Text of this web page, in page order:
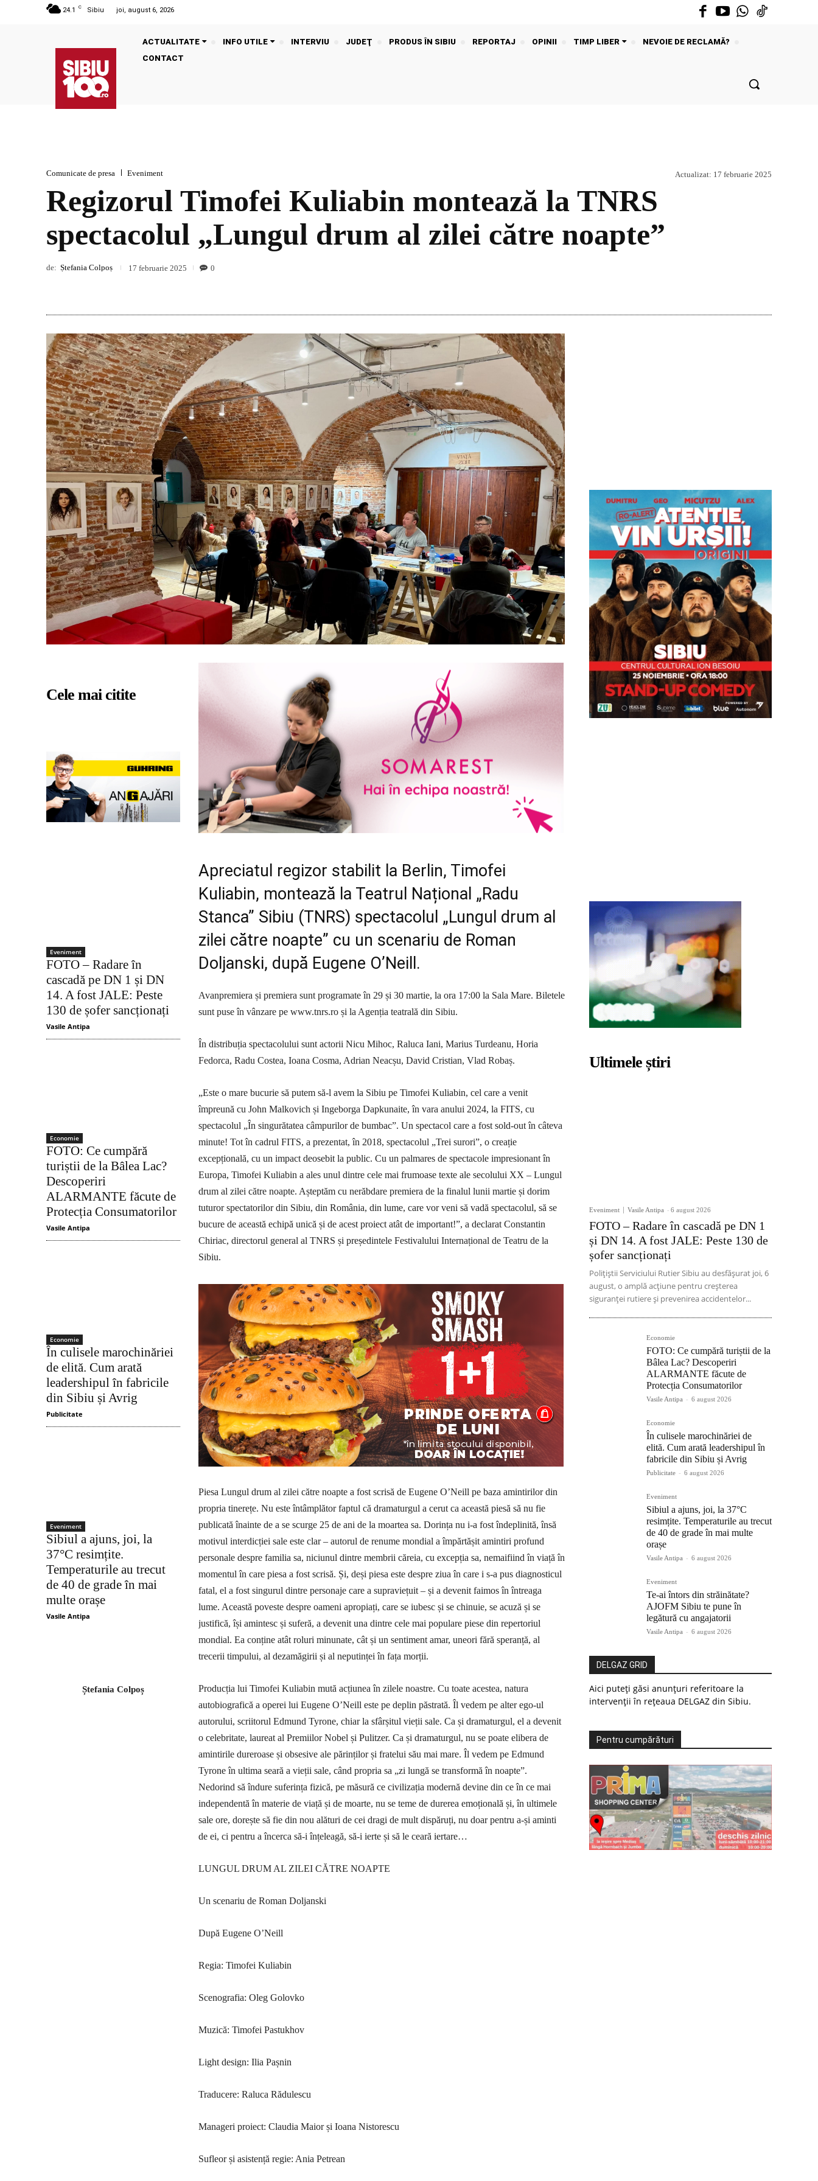
24.1 C Sibiu joi, august 6, 2026
ACTUALITATE INFO UTILE INTERVIU JUDEŢ PRODUS ÎN SIBIU REPORTAJ OPINII TIMP LIBER
NEVOIE DE RECLAMĂ?
CONTACT
Comunicate de presa Eveniment Actualizat: 17 februarie 2025
Regizorul Timofei Kuliabin montează la TNRS
spectacolul „Lungul drum al zilei către noapte”
de: Ștefania Colpoș 17 februarie 2025 0
Cele mai citite
Eveniment
FOTO – Radare în
cascadă pe DN 1 și DN
14. A fost JALE: Peste
130 de șofer sancționați
Vasile Antipa
Economie
FOTO: Ce cumpără
turiștii de la Bâlea Lac?
Descoperiri
ALARMANTE făcute de
Protecția Consumatorilor
Vasile Antipa
Economie
În culisele marochinăriei
de elită. Cum arată
leadershipul în fabricile
din Sibiu și Avrig
Publicitate
Eveniment
Sibiul a ajuns, joi, la
37°C resimțite.
Temperaturile au trecut
de 40 de grade în mai
multe orașe
Vasile Antipa
Ștefania Colpoș
Apreciatul regizor stabilit la Berlin, Timofei
Kuliabin, montează la Teatrul Național „Radu
Stanca” Sibiu (TNRS) spectacolul „Lungul drum al
zilei către noapte” cu un scenariu de Roman
Doljanski, după Eugene O’Neill.
Avanpremiera și premiera sunt programate în 29 și 30 martie, la ora 17:00 la Sala Mare. Biletele
sunt puse în vânzare pe www.tnrs.ro și la Agenția teatrală din Sibiu.
În distribuția spectacolului sunt actorii Nicu Mihoc, Raluca Iani, Marius Turdeanu, Horia
Fedorca, Radu Costea, Ioana Cosma, Adrian Neacșu, David Cristian, Vlad Robaș.
„Este o mare bucurie să putem să-l avem la Sibiu pe Timofei Kuliabin, cel care a venit
împreună cu John Malkovich și Ingeborga Dapkunaite, în vara anului 2024, la FITS, cu
spectacolul „În singurătatea câmpurilor de bumbac”. Un spectacol care a fost sold-out în câteva
minute! Tot în cadrul FITS, a prezentat, în 2018, spectacolul „Trei surori”, o creație
excepțională, cu un impact deosebit la public. Cu un palmares de spectacole impresionant în
Europa, Timofei Kuliabin a ales unul dintre cele mai frumoase texte ale secolului XX – Lungul
drum al zilei către noapte. Așteptăm cu nerăbdare premiera de la finalul lunii martie și dorim
tuturor spectatorilor din Sibiu, din România, din lume, care vor veni să vadă spectacolul, să se
bucure de această echipă unică și de acest proiect atât de important!”, a declarat Constantin
Chiriac, directorul general al TNRS și președintele Festivalului Internațional de Teatru de la
Sibiu.
Piesa Lungul drum al zilei către noapte a fost scrisă de Eugene O’Neill pe baza amintirilor din
propria tinerețe. Nu este întâmplător faptul că dramaturgul a cerut ca această piesă să nu fie
publicată înainte de a se scurge 25 de ani de la moartea sa. Dorința nu i-a fost îndeplinită, însă
motivul interdicției sale este clar – autorul de renume mondial a împărtășit amintiri profund
personale despre familia sa, niciunul dintre membrii căreia, cu excepția sa, nemaifiind în viață în
momentul în care piesa a fost scrisă. Și, deși piesa este despre ziua în care i s-a pus diagnosticul
fatal, el a fost singurul dintre personaje care a supraviețuit – și a devenit faimos în întreaga
lume. Această poveste despre oameni apropiați, care se iubesc și se chinuie, se acuză și se
justifică, își amintesc și suferă, a devenit una dintre cele mai populare piese din repertoriul
mondial. Ea conține atât roluri minunate, cât și un sentiment amar, uneori fără speranță, al
trecerii timpului, al dezamăgirii și al neputinței în fața morții.
Producția lui Timofei Kuliabin mută acțiunea în zilele noastre. Cu toate acestea, natura
autobiografică a operei lui Eugene O’Neill este pe deplin păstrată. Îl vedem pe alter ego-ul
autorului, scriitorul Edmund Tyrone, chiar la sfârșitul vieții sale. Ca și dramaturgul, el a devenit
o celebritate, laureat al Premiilor Nobel și Pulitzer. Ca și dramaturgul, nu se poate elibera de
amintirile dureroase și obsesive ale părinților și fratelui său mai mare. Îl vedem pe Edmund
Tyrone în ultima seară a vieții sale, când propria sa „zi lungă se transformă în noapte”.
Nedorind să îndure suferința fizică, pe măsură ce civilizația modernă devine din ce în ce mai
independentă în materie de viață și de moarte, nu se teme de durerea emoțională și, în ultimele
sale ore, dorește să fie din nou alături de cei dragi de mult dispăruți, nu doar pentru a-și aminti
de ei, ci pentru a încerca să-i înțeleagă, să-i ierte și să le ceară iertare…
LUNGUL DRUM AL ZILEI CĂTRE NOAPTE
Un scenariu de Roman Doljanski
După Eugene O’Neill
Regia: Timofei Kuliabin
Scenografia: Oleg Golovko
Muzică: Timofei Pastukhov
Light design: Ilia Pașnin
Traducere: Raluca Rădulescu
Manageri proiect: Claudia Maior și Ioana Nistorescu
Sufleor și asistență regie: Ania Petrean
Ultimele știri
Eveniment Vasile Antipa - 6 august 2026
FOTO – Radare în cascadă pe DN 1
și DN 14. A fost JALE: Peste 130 de
șofer sancționați
Polițiștii Serviciului Rutier Sibiu au desfășurat joi, 6
august, o amplă acțiune pentru creșterea
siguranței rutiere și prevenirea accidentelor...
Economie
FOTO: Ce cumpără turiștii de la
Bâlea Lac? Descoperiri
ALARMANTE făcute de
Protecția Consumatorilor
Vasile Antipa - 6 august 2026
Economie
În culisele marochinăriei de
elită. Cum arată leadershipul în
fabricile din Sibiu și Avrig
Publicitate - 6 august 2026
Eveniment
Sibiul a ajuns, joi, la 37°C
resimțite. Temperaturile au trecut
de 40 de grade în mai multe
orașe
Vasile Antipa - 6 august 2026
Eveniment
Te-ai întors din străinătate?
AJOFM Sibiu te pune în
legătură cu angajatorii
Vasile Antipa - 6 august 2026
DELGAZ GRID
Aici puteți găsi anunțuri referitoare la
intervenții în rețeaua DELGAZ din Sibiu.
Pentru cumpărături